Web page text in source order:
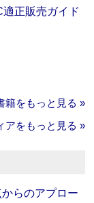
適正販売ガイド
籍をもっと見る »
アをもっと見る »
らのアプロー